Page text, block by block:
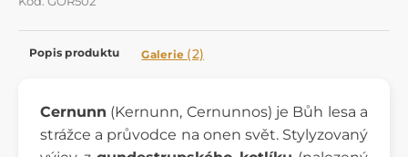
Popis produktu Galerie (2)
Cernunn (Kernunn, Cernunnos) je Bůh lesa a
strážce a průvodce na onen svět. Stylyzovaný